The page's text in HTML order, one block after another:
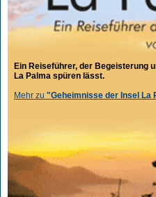
Ein Reiseführer, der Begeisterung
La Palma spüren lässt.
Mehr zu "Geheimnisse der Insel La